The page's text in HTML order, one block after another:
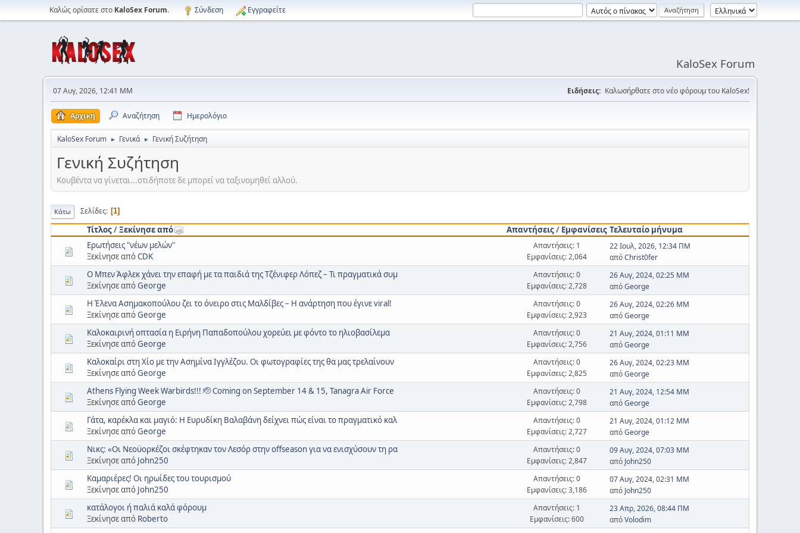
Καλώς ορίσατε στο KaloSex Forum. Σύνδεση Εγγραφείτε
KaloSex Forum
07 Αυγ, 2026, 12:41 ΜΜ Ειδήσεις: Καλωσήρθατε στο νέο φόρουμ του KaloSex!
Αρχική Αναζήτηση Ημερολόγιο
KaloSex Forum ► Γενικά ► Γενική Συζήτηση
Γενική Συζήτηση
Κουβέντα να γίνεται...οτιδήποτε δε μπορεί να ταξινομηθεί αλλού.
Κάτω Σελίδες 1
Τίτλος/Ξεκίνησε από Απαντήσεις/ Εμφανίσεις Τελευταίο μήνυμα
Ερωτήσεις "νέων μελών"
Ξεκίνησε απόCDK
Απαντήσεις: 1
Εμφανίσεις: 2,064
22 Ιουλ, 2026, 12:34 ΠΜ
απόChrist0fer
Ο Μπεν Άφλεκ χάνει την επαφή με τα παιδιά της Τζένιφερ Λόπεζ – Τι πραγματικά συμ
Ξεκίνησε απόGeorge
Απαντήσεις: 0
Εμφανίσεις: 2,728
26 Αυγ, 2024, 02:25 ΜΜ
απόGeorge
Η Έλενα Ασημακοπούλου ζει το όνειρο στις Μαλδίβες – Η ανάρτηση που έγινε viral!
Ξεκίνησε απόGeorge
Απαντήσεις: 0
Εμφανίσεις: 2,923
26 Αυγ, 2024, 02:26 ΜΜ
απόGeorge
Καλοκαιρινή οπτασία η Ειρήνη Παπαδοπούλου χορεύει με φόντο το ηλιοβασίλεμα
Ξεκίνησε απόGeorge
Απαντήσεις: 0
Εμφανίσεις: 2,756
21 Αυγ, 2024, 01:11 ΜΜ
απόGeorge
Καλοκαίρι στη Χίο με την Ασημίνα Ιγγλέζου. Οι φωτογραφίες της θα μας τρελαίνουν
Ξεκίνησε απόGeorge
Απαντήσεις: 0
Εμφανίσεις: 2,825
26 Αυγ, 2024, 02:23 ΜΜ
απόGeorge
Athens Flying Week Warbirds!!! 🫡 Coming on September 14 & 15, Tanagra Air Force
Ξεκίνησε απόGeorge
Απαντήσεις: 0
Εμφανίσεις: 2,798
21 Αυγ, 2024, 12:54 ΜΜ
απόGeorge
Γάτα, καρέκλα και μαγιό: Η Ευρυδίκη Βαλαβάνη δείχνει πώς είναι το πραγματικό καλ
Ξεκίνησε απόGeorge
Απαντήσεις: 0
Εμφανίσεις: 2,727
21 Αυγ, 2024, 01:12 ΜΜ
απόGeorge
Νικς: «Οι Νεοϋορκέζοι σκέφτηκαν τον Λεσόρ στην offseason για να ενισχύσουν τη ρα
Ξεκίνησε από John250
Απαντήσεις: 0
Εμφανίσεις: 2,847
09 Αυγ, 2024, 07:03 ΜΜ
από John250
Καμαριέρες! Οι ηρωίδες του τουρισμού
Ξεκίνησε από John250
Απαντήσεις: 0
Εμφανίσεις: 3,186
07 Αυγ, 2024, 02:31 ΜΜ
από John250
κατάλογοι ή παλιά καλά φόρουμ
Ξεκίνησε από Roberto
Απαντήσεις: 1
Εμφανίσεις: 600
23 Απρ, 2026, 08:44 ΠΜ
απόVolodim